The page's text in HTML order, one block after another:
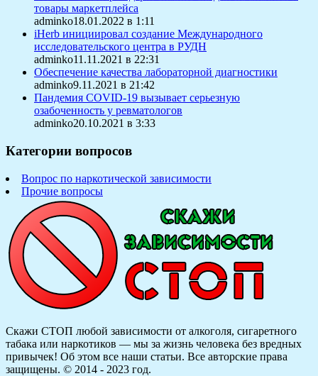
товары маркетплейса
adminko18.01.2022 в 1:11
iHerb инициировал создание Международного
исследовательского центра в РУДН
adminko11.11.2021 в 22:31
Обеспечение качества лабораторной диагностики
adminko9.11.2021 в 21:42
Пандемия COVID-19 вызывает серьезную
озабоченность у ревматологов
adminko20.10.2021 в 3:33
Категории вопросов
Вопрос по наркотической зависимости
Прочие вопросы
Скажи СТОП любой зависимости от алкоголя, сигаретного
табака или наркотиков — мы за жизнь человека без вредных
привычек! Об этом все наши статьи. Все авторские права
защищены. © 2014 - 2023 год.